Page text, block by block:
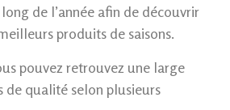
de l’année afin de découvrir
produits de saisons.
pouvez retrouvez une large
de qualité selon plusieurs